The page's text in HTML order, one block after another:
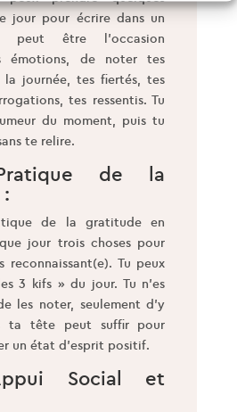
jour pour écrire dans un
peut être l’occasion
émotions, de noter tes
la journée, tes fiertés, tes
tes ressentis. Tu
du moment, puis tu
te relire.
de la
de la gratitude en
jour trois choses pour
reconnaissant(e). Tu peux
3 kifs » du jour. Tu n’es
les noter, seulement d’y
ta tête peut suffir pour
un état d’esprit positif.
Social et